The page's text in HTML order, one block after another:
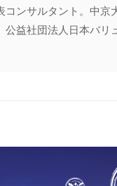
ンサルタント。中
公益社団法人日本バ